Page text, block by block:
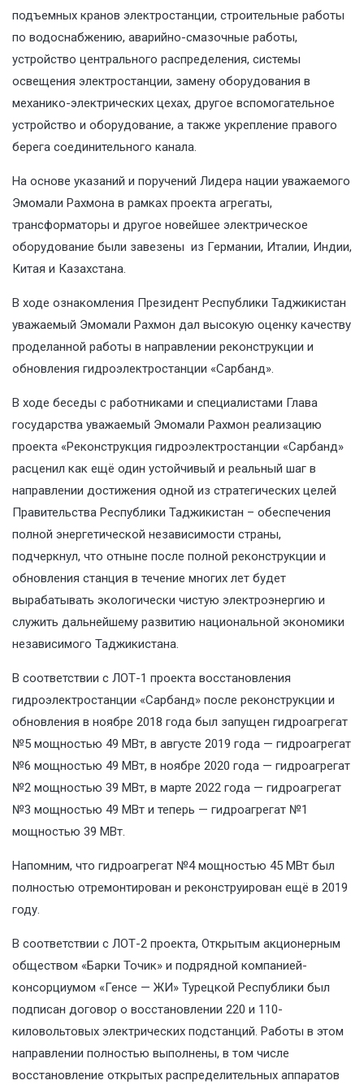
подъемных кранов электростанции, строительные работы
по водоснабжению, аварийно-смазочные работы,
устройство центрального распределения, системы
освещения электростанции, замену оборудования в
механико-электрических цехах, другое вспомогательное
устройство и оборудование, а также укрепление правого
берега соединительного канала.
На основе указаний и поручений Лидера нации уважаемого
Эмомали Рахмона в рамках проекта агрегаты,
трансформаторы и другое новейшее электрическое
оборудование были завезены из Германии, Италии, Индии,
Китая и Казахстана.
В ходе ознакомления Президент Республики Таджикистан
уважаемый Эмомали Рахмон дал высокую оценку качеству
проделанной работы в направлении реконструкции и
обновления гидроэлектростанции «Сарбанд».
В ходе беседы с работниками и специалистами Глава
государства уважаемый Эмомали Рахмон реализацию
проекта «Реконструкция гидроэлектростанции «Сарбанд»
расценил как ещё один устойчивый и реальный шаг в
направлении достижения одной из стратегических целей
Правительства Республики Таджикистан – обеспечения
полной энергетической независимости страны,
подчеркнул, что отныне после полной реконструкции и
обновления станция в течение многих лет будет
вырабатывать экологически чистую электроэнергию и
служить дальнейшему развитию национальной экономики
независимого Таджикистана.
В соответствии с ЛОТ-1 проекта восстановления
гидроэлектростанции «Сарбанд» после реконструкции и
обновления в ноябре 2018 года был запущен гидроагрегат
№5 мощностью 49 МВт, в августе 2019 года — гидроагрегат
№6 мощностью 49 МВт, в ноябре 2020 года — гидроагрегат
№2 мощностью 39 МВт, в марте 2022 года — гидроагрегат
№3 мощностью 49 МВт и теперь — гидроагрегат №1
мощностью 39 МВт.
Напомним, что гидроагрегат №4 мощностью 45 МВт был
полностью отремонтирован и реконструирован ещё в 2019
году.
В соответствии с ЛОТ-2 проекта, Открытым акционерным
обществом «Барки Точик» и подрядной компанией-
консорциумом «Генсе — ЖИ» Турецкой Республики был
подписан договор о восстановлении 220 и 110-
киловольтовых электрических подстанций. Работы в этом
направлении полностью выполнены, в том числе
восстановление открытых распределительных аппаратов